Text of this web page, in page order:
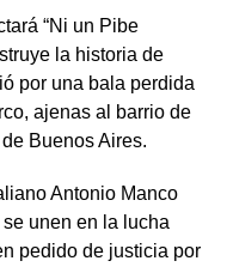
“Ni un Pibe
la historia de
por una bala perdida
ajenas al barrio de
Buenos Aires.
Antonio Manco
unen en la lucha
pedido de justicia por